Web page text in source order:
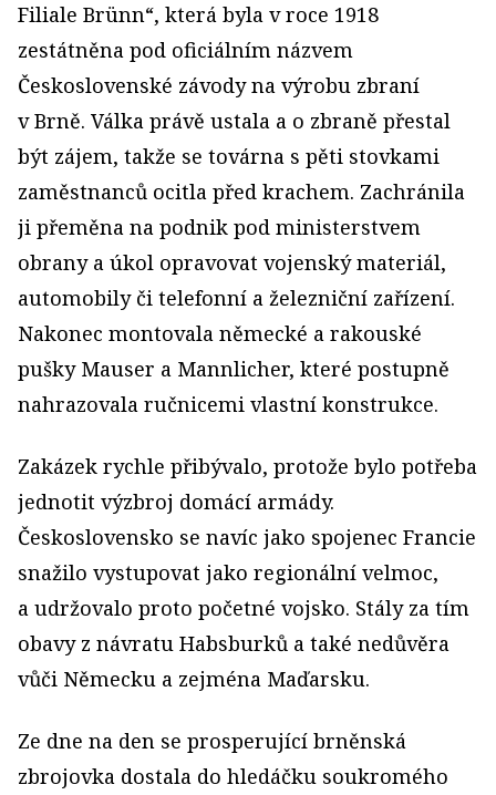
Filiale Brünn“, která byla v roce 1918
zestátněna pod oficiálním názvem
Československé závody na výrobu zbraní
v Brně. Válka právě ustala a o zbraně přestal
být zájem, takže se továrna s pěti stovkami
zaměstnanců ocitla před krachem. Zachránila
ji přeměna na podnik pod ministerstvem
obrany a úkol opravovat vojenský materiál,
automobily či telefonní a železniční zařízení.
Nakonec montovala německé a rakouské
pušky Mauser a Mannlicher, které postupně
nahrazovala ručnicemi vlastní konstrukce.
Zakázek rychle přibývalo, protože bylo potřeba
jednotit výzbroj domácí armády.
Československo se navíc jako spojenec Francie
snažilo vystupovat jako regionální velmoc,
a udržovalo proto početné vojsko. Stály za tím
obavy z návratu Habsburků a také nedůvěra
vůči Německu a zejména Maďarsku.
Ze dne na den se prosperující brněnská
zbrojovka dostala do hledáčku soukromého